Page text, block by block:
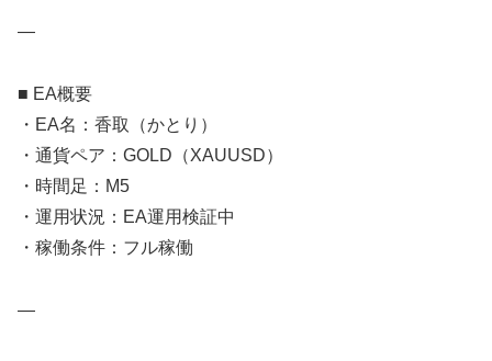
—
■ EA概要
・EA名：香取（かとり）
・通貨ペア：GOLD（XAUUSD）
・時間足：M5
・運用状況：EA運用検証中
・稼働条件：フル稼働
—